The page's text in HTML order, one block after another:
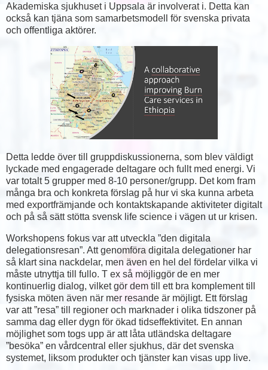
Akademiska sjukhuset i Uppsala är involverat i. Detta kan
också kan tjäna som samarbetsmodell för svenska privata
och offentliga aktörer.
Detta ledde över till gruppdiskussionerna, som blev väldigt
lyckade med engagerade deltagare och fullt med energi. Vi
var totalt 5 grupper med 8-10 personer/grupp. Det kom fram
många bra och konkreta förslag på hur vi ska kunna arbeta
med exportfrämjande och kontaktskapande aktiviteter digitalt
och på så sätt stötta svensk life science i vägen ut ur krisen.
Workshopens fokus var att utveckla ”den digitala
delegationsresan”. Att genomföra digitala delegationer har
så klart sina nackdelar, men även en hel del fördelar vilka vi
måste utnyttja till fullo. T ex så möjliggör de en mer
kontinuerlig dialog, vilket gör dem till ett bra komplement till
fysiska möten även när mer resande är möjligt. Ett förslag
var att ”resa” till regioner och marknader i olika tidszoner på
samma dag eller dygn för ökad tidseffektivitet. En annan
möjlighet som togs upp är att låta utländska deltagare
”besöka” en vårdcentral eller sjukhus, där det svenska
systemet, liksom produkter och tjänster kan visas upp live.